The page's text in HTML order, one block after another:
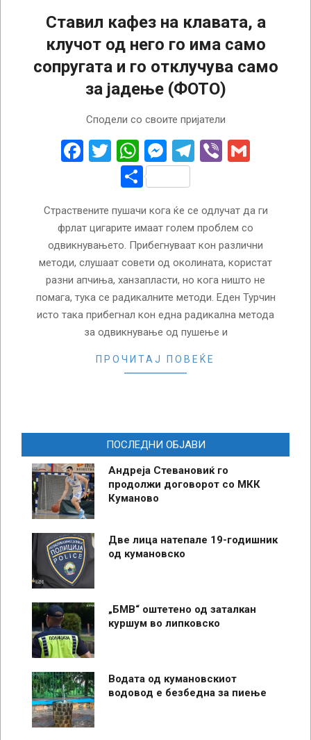
Ставил кафез на клавата, а
клучот од него го има само
сопругата и го отклучува само
за јадење (ФОТО)
Сподели со своите пријатели
Facebook
Twitter
WhatsApp
Messenger
Telegram
Viber
Share
Страствените пушачи кога ќе се одлучат да ги
фрлат цигарите имаат голем проблем со
одвикнувањето. Прибегнуваат кон различни
методи, слушаат совети од околината, користат
разни апчиња, ханзапласти, но кога ништо не
помага, тука се радикалните методи. Еден Турчин
исто така прибегнал кон една радикална метода
за одвикнување од пушење и
ПРОЧИТАЈ ПОВЕЌЕ
ПОСЛЕДНИ ОБЈАВИ
Андреја Стевановиќ го
продолжи договорот со МКК
Куманово
Две лица натепале 19-годишник
од кумановско
„БМВ“ оштетено од заталкан
куршум во липковско
Водата од кумановскиот
водовод е безбедна за пиење